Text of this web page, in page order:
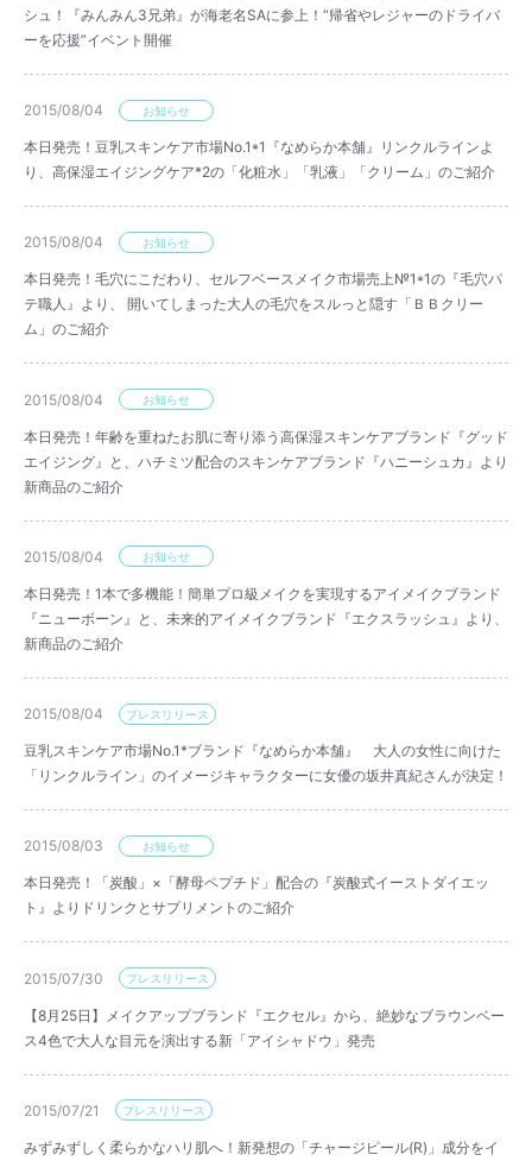
シュ！『みんみん3兄弟』が海老名SAに参上！“帰省やレジャーのドライバ
ーを応援”イベント開催
2015/08/04 お知らせ
本日発売！豆乳スキンケア市場No.1*1『なめらか本舗』リンクルラインよ
り、高保湿エイジングケア*2の「化粧水」「乳液」「クリーム」のご紹介
2015/08/04 お知らせ
本日発売！毛穴にこだわり、セルフベースメイク市場売上№1*1の『毛穴パ
テ職人』より、 開いてしまった大人の毛穴をスルっと隠す「ＢＢクリー
ム」のご紹介
2015/08/04 お知らせ
本日発売！年齢を重ねたお肌に寄り添う高保湿スキンケアブランド『グッド
エイジング』と、ハチミツ配合のスキンケアブランド『ハニーシュカ』より
新商品のご紹介
2015/08/04 お知らせ
本日発売！1本で多機能！簡単プロ級メイクを実現するアイメイクブランド
『ニューボーン』と、未来的アイメイクブランド『エクスラッシュ』より、
新商品のご紹介
2015/08/04 プレスリリース
豆乳スキンケア市場No.1*ブランド『なめらか本舗』 大人の女性に向けた
「リンクルライン」のイメージキャラクターに女優の坂井真紀さんが決定！
2015/08/03 お知らせ
本日発売！「炭酸」×「酵母ペプチド」配合の『炭酸式イーストダイエッ
ト』よりドリンクとサプリメントのご紹介
2015/07/30 プレスリリース
【8月25日】メイクアップブランド『エクセル』から、絶妙なブラウンベー
ス4色で大人な目元を演出する新「アイシャドウ」発売
2015/07/21 プレスリリース
みずみずしく柔らかなハリ肌へ！新発想の「チャージピール(R)」成分をイ